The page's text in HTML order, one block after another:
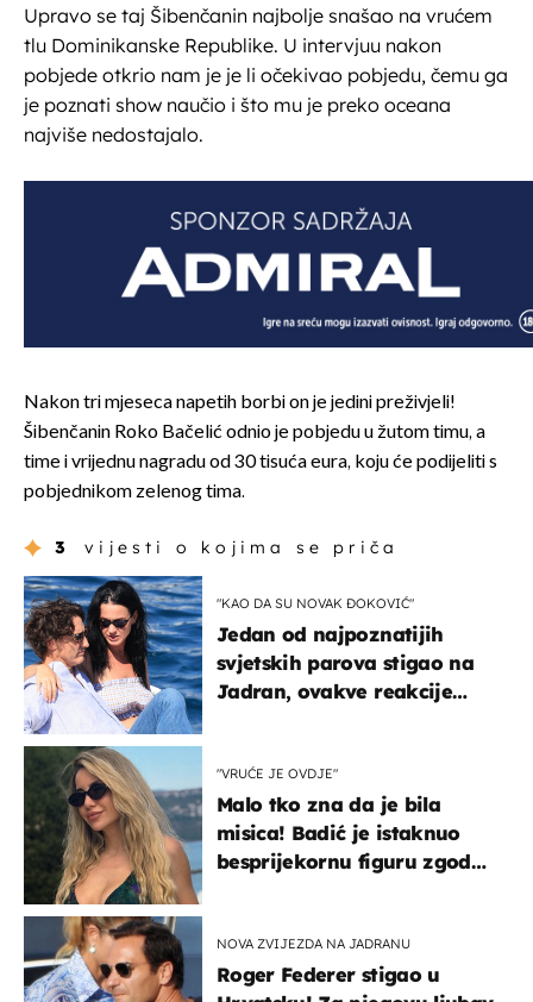
Upravo se taj Šibenčanin najbolje snašao na vrućem
tlu Dominikanske Republike. U intervjuu nakon
pobjede otkrio nam je je li očekivao pobjedu, čemu ga
je poznati show naučio i što mu je preko oceana
najviše nedostajalo.
Nakon tri mjeseca napetih borbi on je jedini preživjeli!
Šibenčanin Roko Bačelić odnio je pobjedu u žutom timu, a
time i vrijednu nagradu od 30 tisuća eura, koju će podijeliti s
pobjednikom zelenog tima.
3 vijesti o kojima se priča
"KAO DA SU NOVAK ĐOKOVIĆ"
Jedan od najpoznatijih
svjetskih parova stigao na
Jadran, ovakve reakcije
"VRUĆE JE OVDJE"
Malo tko zna da je bila
misica! Badić je istaknuo
besprijekornu figuru zgodne
NOVA ZVIJEZDA NA JADRANU
Roger Federer stigao u